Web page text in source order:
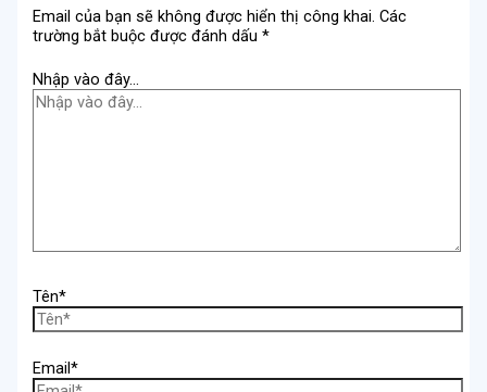
Email của bạn sẽ không được hiển thị công khai. Các
trường bắt buộc được đánh dấu*
Nhập vào đây...
Tên*
Email*